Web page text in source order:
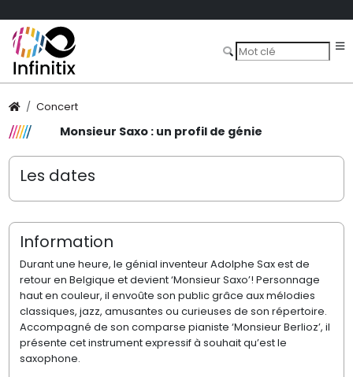
Concert
Monsieur Saxo : un profil de génie
Les dates
Information
Durant une heure, le génial inventeur Adolphe Sax est de
retour en Belgique et devient ‘Monsieur Saxo’! Personnage
haut en couleur, il envoûte son public grâce aux mélodies
classiques, jazz, amusantes ou curieuses de son répertoire.
Accompagné de son comparse pianiste ‘Monsieur Berlioz’, il
présente cet instrument expressif à souhait qu’est le
saxophone.